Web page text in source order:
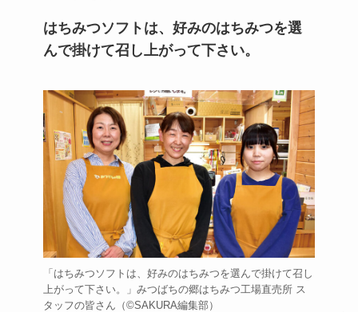
はちみつソフトは、好みのはちみつを選
んで掛けて召し上がって下さい。
「はちみつソフトは、好みのはちみつを選んで掛けて召し
上がって下さい。」みつばちの郷はちみつ工場直売所 ス
タッフの皆さん （©️SAKURA編集部）